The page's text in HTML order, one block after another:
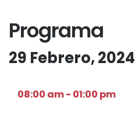
Programa
29 Febrero, 2024
08:00 am - 01:00 pm